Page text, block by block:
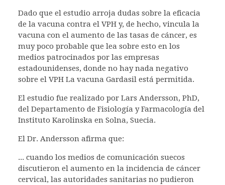
Dado que el estudio arroja dudas sobre la eficacia
de la vacuna contra el VPH y, de hecho, vincula la
vacuna con el aumento de las tasas de cáncer, es
muy poco probable que lea sobre esto en los
medios patrocinados por las empresas
estadounidenses, donde no hay nada negativo
sobre el VPH La vacuna Gardasil está permitida.
El estudio fue realizado por Lars Andersson, PhD,
del Departamento de Fisiología y Farmacología del
Instituto Karolinska en Solna, Suecia.
El Dr. Andersson afirma que:
... cuando los medios de comunicación suecos
discutieron el aumento en la incidencia de cáncer
cervical, las autoridades sanitarias no pudieron